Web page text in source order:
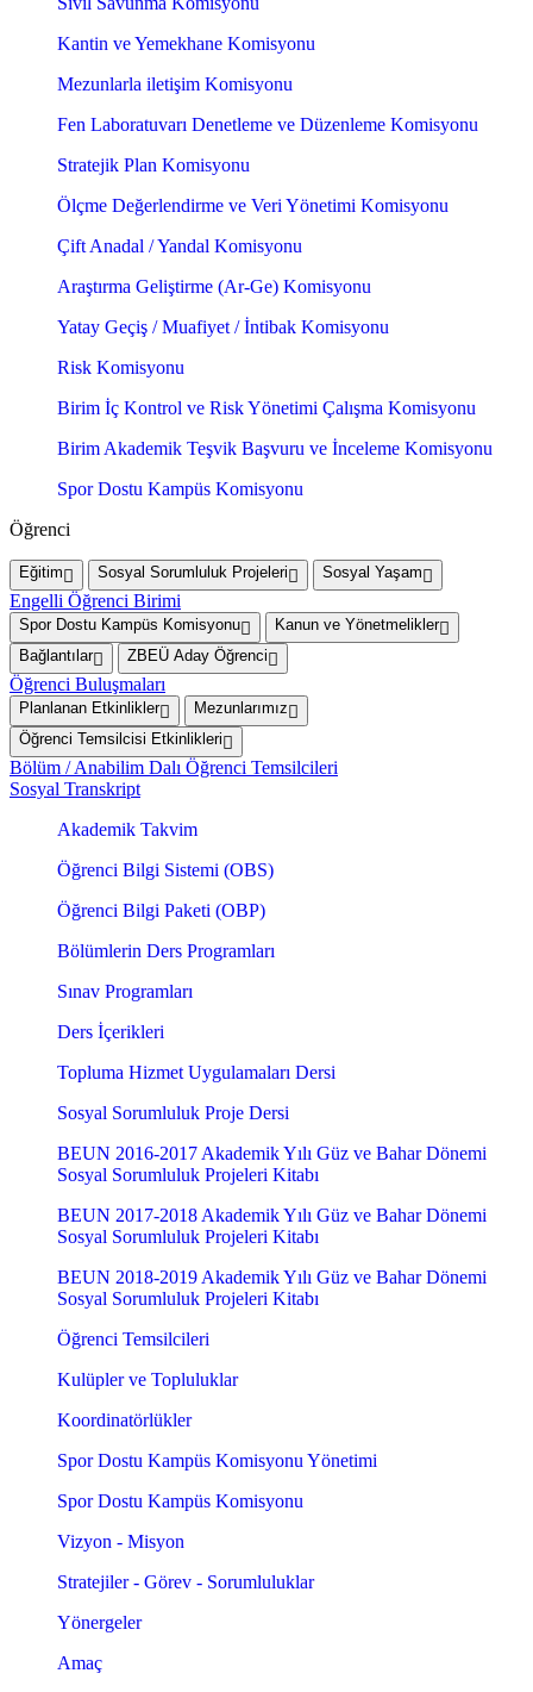
Kantin ve Yemekhane Komisyonu
Mezunlarla iletişim Komisyonu
Fen Laboratuvarı Denetleme ve Düzenleme Komisyonu
Stratejik Plan Komisyonu
Ölçme Değerlendirme ve Veri Yönetimi Komisyonu
Çift Anadal / Yandal Komisyonu
Araştırma Geliştirme (Ar-Ge) Komisyonu
Yatay Geçiş / Muafiyet / İntibak Komisyonu
Risk Komisyonu
Birim İç Kontrol ve Risk Yönetimi Çalışma Komisyonu
Birim Akademik Teşvik Başvuru ve İnceleme Komisyonu
Spor Dostu Kampüs Komisyonu
Öğrenci
Eğitim Sosyal Sorumluluk Projeleri Sosyal Yaşam
Engelli Öğrenci Birimi
Spor Dostu Kampüs Komisyonu
Kanun ve Yönetmelikler
Bağlantılar
ZBEÜ Aday Öğrenci
Öğrenci Buluşmaları
Planlanan Etkinlikler
Mezunlarımız
Öğrenci Temsilcisi Etkinlikleri
Bölüm / Anabilim Dalı Öğrenci Temsilcileri
Sosyal Transkript
Akademik Takvim
Öğrenci Bilgi Sistemi (OBS)
Öğrenci Bilgi Paketi (OBP)
Bölümlerin Ders Programları
Sınav Programları
Ders İçerikleri
Topluma Hizmet Uygulamaları Dersi
Sosyal Sorumluluk Proje Dersi
BEUN 2016-2017 Akademik Yılı Güz ve Bahar Dönemi
Sosyal Sorumluluk Projeleri Kitabı
BEUN 2017-2018 Akademik Yılı Güz ve Bahar Dönemi
Sosyal Sorumluluk Projeleri Kitabı
BEUN 2018-2019 Akademik Yılı Güz ve Bahar Dönemi
Sosyal Sorumluluk Projeleri Kitabı
Öğrenci Temsilcileri
Kulüpler ve Topluluklar
Koordinatörlükler
Spor Dostu Kampüs Komisyonu Yönetimi
Spor Dostu Kampüs Komisyonu
Vizyon - Misyon
Stratejiler - Görev - Sorumluluklar
Yönergeler
Amaç